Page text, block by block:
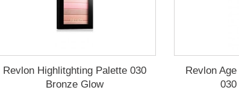
Revlon Highlitghting Palette 030
Bronze Glow
Revlon